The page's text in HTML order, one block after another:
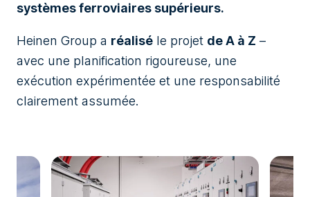
systèmes ferroviaires supérieurs.
Heinen Group a réalisé le projet de A à Z –
avec une planification rigoureuse, une
exécution expérimentée et une responsabilité
clairement assumée.